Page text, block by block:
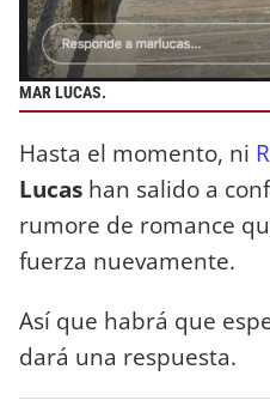
MAR LUCAS.
Hasta el momento, ni
Lucas han salido a
rumore de romance
fuerza nuevamente.
Así que habrá que
dará una respuesta.